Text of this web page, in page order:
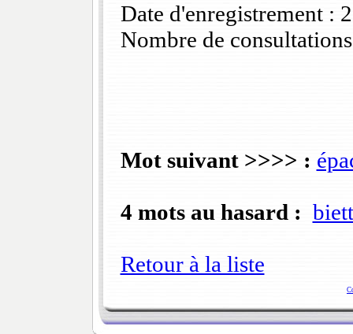
Date d'enregistrement :
Nombre de
Mot suivant >>>> :
4 mots au hasard :
Retour à la liste